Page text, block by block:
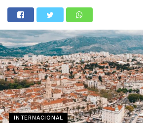
INTERNACIONAL